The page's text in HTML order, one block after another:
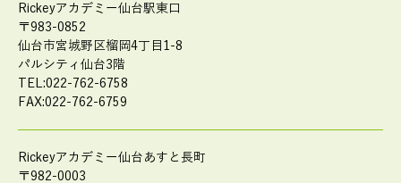
Rickeyアカデミー仙台駅東口
〒983-0852
仙台市宮城野区榴岡4丁目1-8
パルシティ仙台3階
TEL:022-762-6758
FAX:022-762-6759
Rickeyアカデミー仙台あすと長町
〒982-0003